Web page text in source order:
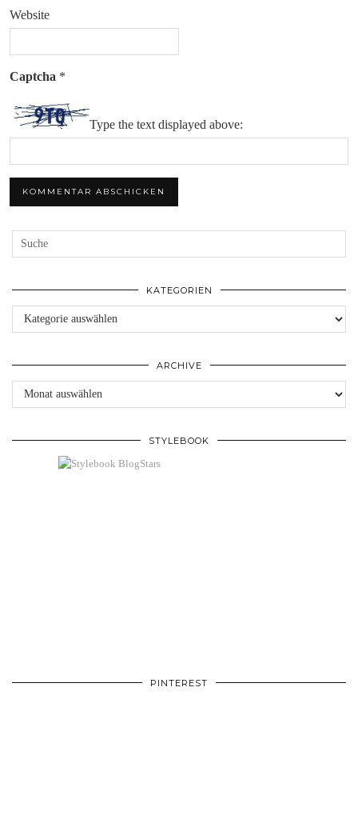
Website
Captcha *
Type the text displayed above:
KATEGORIEN
Kategorien
ARCHIVE
Archive
STYLEBOOK
PINTEREST